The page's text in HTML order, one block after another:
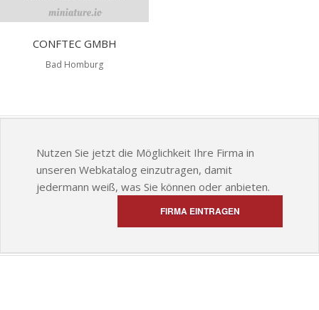
CONFTEC GMBH
Bad Homburg
Nutzen Sie jetzt die Möglichkeit Ihre Firma in
unseren Webkatalog einzutragen, damit
jedermann weiß, was Sie können oder anbieten.
FIRMA EINTRAGEN